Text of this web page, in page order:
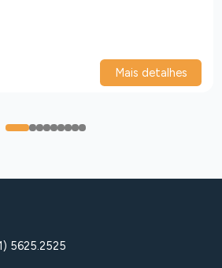
Mais detalhes
0 12345678
5625.2525